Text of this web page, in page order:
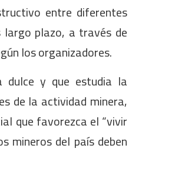
entre diferentes
plazo, a través de
los organizadores.
dulce y que estudia la
de la actividad minera,
que favorezca el “vivir
mineros del país deben